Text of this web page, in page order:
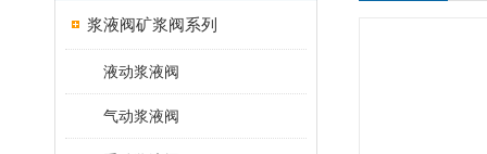
浆液阀矿浆阀系列
液动浆液阀
气动浆液阀